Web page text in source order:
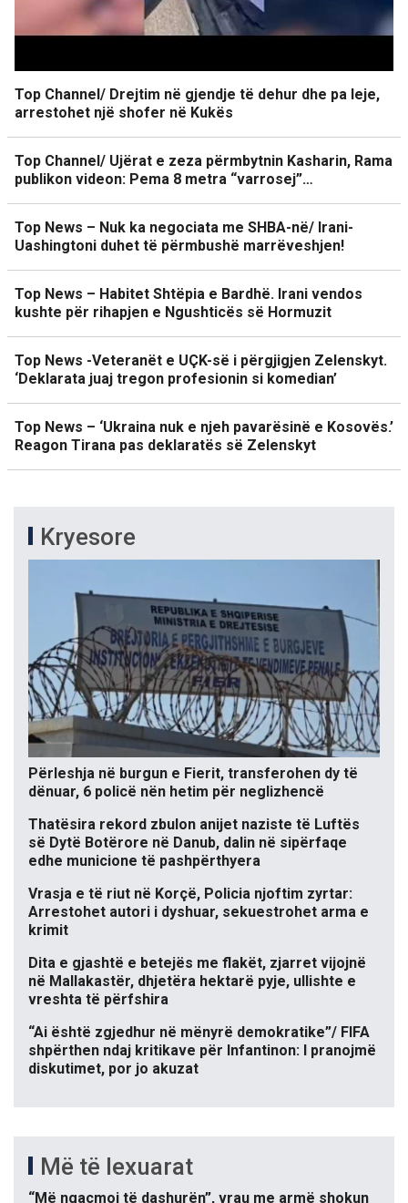
Top Channel/ Drejtim në gjendje të dehur dhe pa leje,
arrestohet një shofer në Kukës
Top Channel/ Ujërat e zeza përmbytnin Kasharin, Rama
publikon videon: Pema 8 metra “varrosej”…
Top News – Nuk ka negociata me SHBA-në/ Irani-
Uashingtoni duhet të përmbushë marrëveshjen!
Top News – Habitet Shtëpia e Bardhë. Irani vendos
kushte për rihapjen e Ngushticës së Hormuzit
Top News -Veteranët e UÇK-së i përgjigjen Zelenskyt.
‘Deklarata juaj tregon profesionin si komedian’
Top News – ‘Ukraina nuk e njeh pavarësinë e Kosovës.’
Reagon Tirana pas deklaratës së Zelenskyt
Kryesore
Përleshja në burgun e Fierit, transferohen dy të
dënuar, 6 policë nën hetim për neglizhencë
Thatësira rekord zbulon anijet naziste të Luftës
së Dytë Botërore në Danub, dalin në sipërfaqe
edhe municione të pashpërthyera
Vrasja e të riut në Korçë, Policia njoftim zyrtar:
Arrestohet autori i dyshuar, sekuestrohet arma e
krimit
Dita e gjashtë e betejës me flakët, zjarret vijojnë
në Mallakastër, dhjetëra hektarë pyje, ullishte e
vreshta të përfshira
“Ai është zgjedhur në mënyrë demokratike”/ FIFA
shpërthen ndaj kritikave për Infantinon: I pranojmë
diskutimet, por jo akuzat
Më të lexuarat
“Më ngacmoi të dashurën”, vrau me armë shokun